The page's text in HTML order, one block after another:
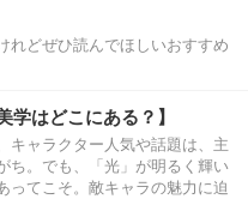
れどぜひ読んでほしいおすすめ
学はどこにある？】
キャラクター人気や話題は、主
ち。でも、「光」が明るく輝い
ってこそ。敵キャラの魅力に迫